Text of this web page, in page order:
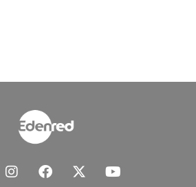
I
n
F
a
X
-
Y
o